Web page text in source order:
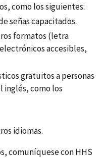
como los siguientes:
señas capacitados.
formatos (letra
accesibles,
gratuitos a personas
inglés, como los
idiomas.
comuníquese con HHS